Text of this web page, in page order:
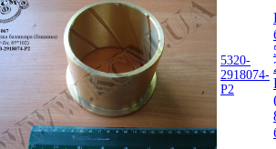
5320-
2918074-
Р2